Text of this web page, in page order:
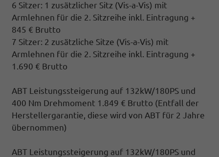
6 Sitzer: 1 zusätzlicher Sitz (Vis-a-Vis) mit
Armlehnen für die 2. Sitzreihe inkl. Eintragung +
845 € Brutto
7 Sitzer: 2 zusätzliche Sitze (Vis-a-Vis) mit
Armlehnen für die 2. Sitzreihe inkl. Eintragung +
1.690 € Brutto
ABT Leistungssteigerung auf 132kW/180PS und
400 Nm Drehmoment 1.849 € Brutto (Entfall der
Herstellergarantie, diese wird von ABT für 2 Jahre
übernommen)
ABT Leistungssteigerung auf 132kW/180PS und